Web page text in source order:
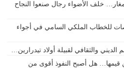
خلف الأضواء رجال صنعوا النجاح
للخطاب الملكي السامي في أجواء
والثقافي لقبيلة أولاد تيدرارين…
هل أصبح النفوذ أقوى من